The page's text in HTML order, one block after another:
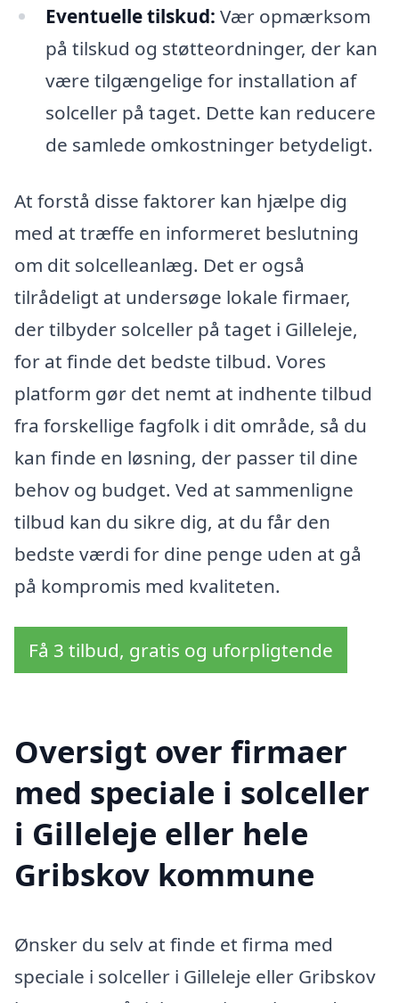
Eventuelle tilskud: Vær opmærksom
på tilskud og støtteordninger, der kan
være tilgængelige for installation af
solceller på taget. Dette kan reducere
de samlede omkostninger betydeligt.
At forstå disse faktorer kan hjælpe dig
med at træffe en informeret beslutning
om dit solcelleanlæg. Det er også
tilrådeligt at undersøge lokale firmaer,
der tilbyder solceller på taget i Gilleleje,
for at finde det bedste tilbud. Vores
platform gør det nemt at indhente tilbud
fra forskellige fagfolk i dit område, så du
kan finde en løsning, der passer til dine
behov og budget. Ved at sammenligne
tilbud kan du sikre dig, at du får den
bedste værdi for dine penge uden at gå
på kompromis med kvaliteten.
Få 3 tilbud, gratis og uforpligtende
Oversigt over firmaer
med speciale i solceller
i Gilleleje eller hele
Gribskov kommune
Ønsker du selv at finde et firma med
speciale i solceller i Gilleleje eller Gribskov